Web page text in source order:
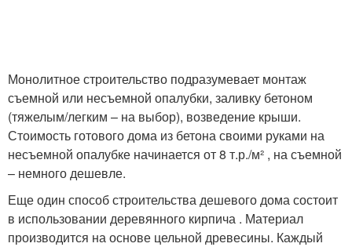
Монолитное строительство подразумевает монтаж
съемной или несъемной опалубки, заливку бетоном
(тяжелым/легким – на выбор), возведение крыши.
Стоимость готового дома из бетона своими руками на
несъемной опалубке начинается от 8 т.р./м² , на съемной
– немного дешевле.
Еще один способ строительства дешевого дома состоит
в использовании деревянного кирпича . Материал
производится на основе цельной древесины. Каждый